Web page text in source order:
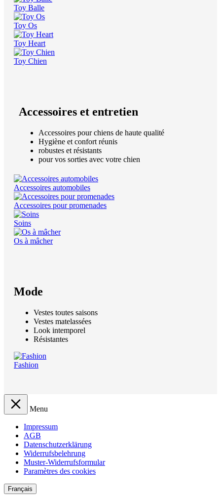
Toy Balle
Toy Os
Toy Heart
Toy Chien
Accessoires et entretien
Accessoires pour chiens de haute qualité
Hygiène et confort réunis
robustes et résistants
pour vos sorties avec votre chien
Accessoires automobiles
Accessoires pour promenades
Soins
Os à mâcher
Mode
Vestes toutes saisons
Vestes matelassées
Look intemporel
Résistantes
Fashion
Menu
Impressum
AGB
Datenschutzerklärung
Widerrufsbelehrung
Muster-Widerrufsformular
Paramètres des cookies
Français